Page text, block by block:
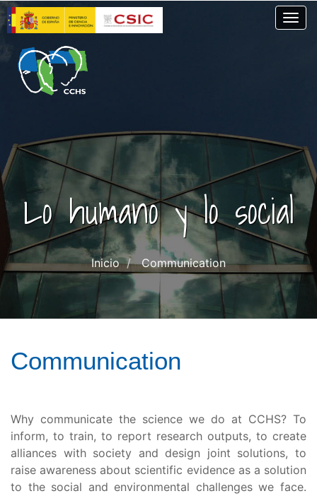
Skip
to
main
content
Lo humano y lo social
Inicio Communication
Communication
Why communicate the science we do at CCHS? To
inform, to train, to report research outputs, to create
alliances with society and design joint solutions, to
raise awareness about scientific evidence as a solution
to the social and environmental challenges we face.